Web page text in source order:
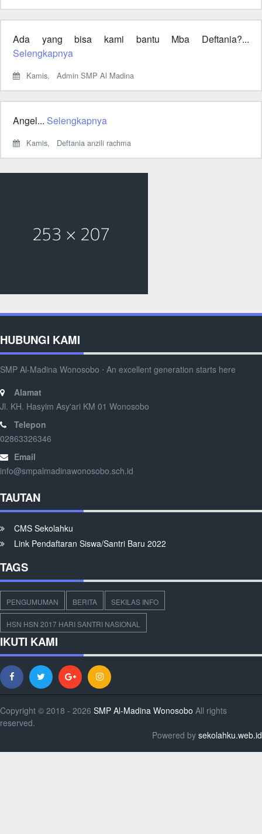
Ada yang bisa kami bantu Mba Deftania?...
Selengkapnya
Kamis, Admin SMP Al Madina
Angel... Selengkapnya
Kamis, Deftania anzili rachma
HUBUNGI KAMI
SMP Al-Madina Wonosobo ⋅ An excellent generation starts here
Alamat
Jl. KH. Hasyim Asy'ari KM 01 Wonosobo
Telepon
02863326346
Email
info@smpalmadinawonosobo.sch.id
TAUTAN
CMS Sekolahku
Link Pendaftaran Siswa/Santri Baru 2022
TAGS
PENGUMUMAN BERITA SEKILAS INFO
HSN HSN 2017 HARI SANTRI NASIONAL
IKUTI KAMI
Copyright © 2018 - 2026 SMP Al-Madina Wonosobo All rights
reserved.
Powered by sekolahku.web.id